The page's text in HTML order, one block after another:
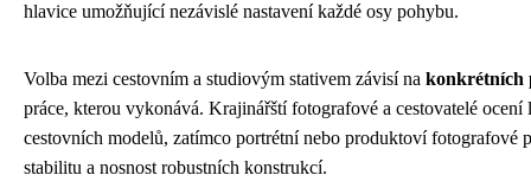
hlavice umožňující nezávislé nastavení každé osy pohybu.
Volba mezi cestovním a studiovým stativem závisí na konkrétních
práce, kterou vykonává. Krajinářští fotografové a cestovatelé ocení
cestovních modelů, zatímco portrétní nebo produktoví fotografové
stabilitu a nosnost robustních konstrukcí.